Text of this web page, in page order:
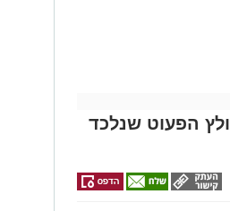
הפעוט שנלכד